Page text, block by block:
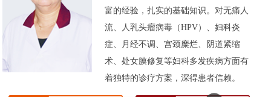
富的经验，扎实的基础知识。对无痛人
流、人乳头瘤病毒（HPV）、妇科炎
症、月经不调、宫颈糜烂、阴道紧缩
术、处女膜修复等妇科多发疾病方面有
着独特的诊疗方案，深得患者信赖。